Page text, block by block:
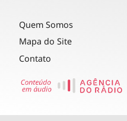
Quem Somos
Mapa do Site
Contato